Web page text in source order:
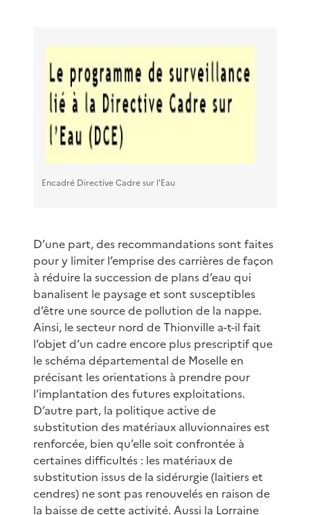
Encadré Directive Cadre sur l'Eau
D’une part, des recommandations sont faites
pour y limiter l’emprise des carrières de façon
à réduire la succession de plans d’eau qui
banalisent le paysage et sont susceptibles
d’être une source de pollution de la nappe.
Ainsi, le secteur nord de Thionville a-t-il fait
l’objet d’un cadre encore plus prescriptif que
le schéma départemental de Moselle en
précisant les orientations à prendre pour
l’implantation des futures exploitations.
D’autre part, la politique active de
substitution des matériaux alluvionnaires est
renforcée, bien qu’elle soit confrontée à
certaines difficultés : les matériaux de
substitution issus de la sidérurgie (laitiers et
cendres) ne sont pas renouvelés en raison de
la baisse de cette activité. Aussi la Lorraine